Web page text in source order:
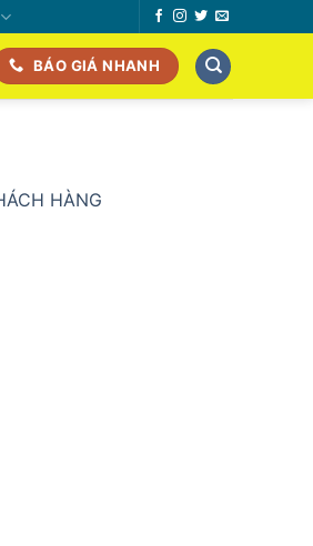
BÁO GIÁ NHANH
HÀNG